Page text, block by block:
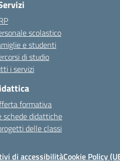
scolastico
e studenti
di studio
i servizi
formativa
schede didattiche
delle classi
di accessibilitàCookie Policy